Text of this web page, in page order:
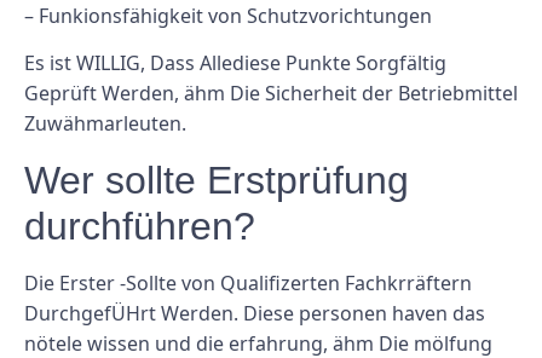
– Funkionsfähigkeit von Schutzvorichtungen
Es ist WILLIG, Dass Allediese Punkte Sorgfältig
Geprüft Werden, ähm Die Sicherheit der Betriebmittel
Zuwähmarleuten.
Wer sollte Erstprüfung
durchführen?
Die Erster -Sollte von Qualifizerten Fachkrräftern
DurchgefÜHrt Werden. Diese personen haven das
nötele wissen und die erfahrung, ähm Die mölfung